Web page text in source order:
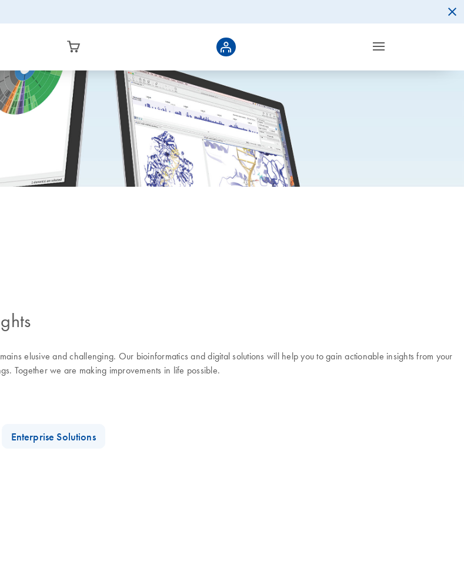
elusive and challenging. Our bioinformatics and digital solutions will help you to gain actionable insights from your
Together we are making improvements in life possible.
Enterprise Solutions